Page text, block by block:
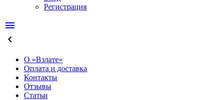
Регистрация
menu
keyboard_arrow_left
О «Взлате»
Оплата и доставка
Контакты
Отзывы
Статьи